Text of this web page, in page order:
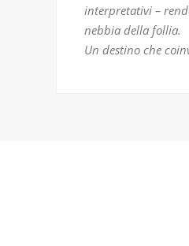
interpretativi –
nebbia della follia.
Un destino che